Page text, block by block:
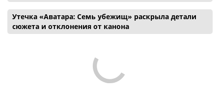
Утечка «Аватара: Семь убежищ» раскрыла детали
сюжета и отклонения от канона